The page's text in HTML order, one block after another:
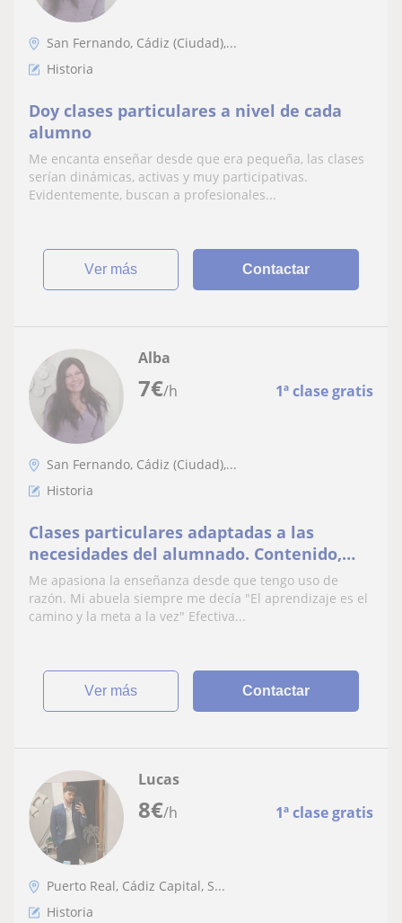
San Fernando, Cádiz (Ciudad),...
Historia
Doy clases particulares a nivel de cada
alumno
Me encanta enseñar desde que era pequeña, las clases
serían dinámicas, activas y muy participativas.
Evidentemente, buscan a profesionales...
ver más Contactar
7€/h 1ª clase gratis
Alba
San Fernando, Cádiz (Ciudad),...
Historia
Clases particulares adaptadas a las
necesidades del alumnado. Contenido,
competencias y reflexión continua.
Me apasiona la enseñanza desde que tengo uso de
razón. Mi abuela siempre me decía "El aprendizaje es el
camino y la meta a la vez" Efectiva...
ver más Contactar
8€/h 1ª clase gratis
Lucas
Puerto Real, Cádiz Capital, S...
Historia